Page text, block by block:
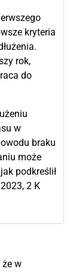
kryteria
rok,
do
w
braku
może
podkreślił
2 K
że w